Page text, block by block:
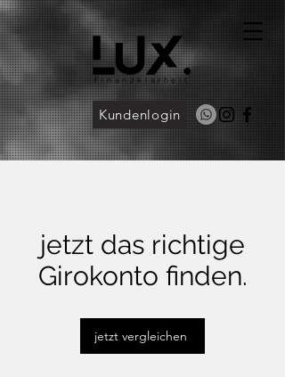
Finanzklarheit
Kundenlogin
jetzt das richtige
Girokonto finden.
jetzt vergleichen